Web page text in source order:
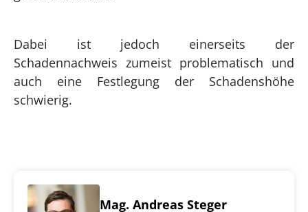
Dabei ist jedoch einerseits der
Schadennachweis zumeist problematisch und
auch eine Festlegung der Schadenshöhe
schwierig.
Mag. Andreas Steger